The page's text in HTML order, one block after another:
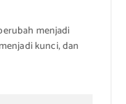
menjadi
kunci, dan